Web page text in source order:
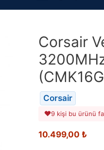
Corsair
Corsair
9 kişi bu ürünü
10.499,00 ₺